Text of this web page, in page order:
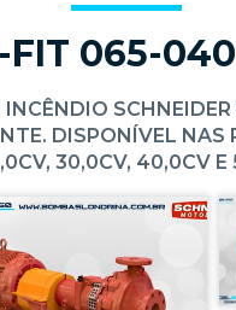
FIT 065-
SCHNEIDER
DISPONÍVEL NAS
30,0CV, 40,0CV E